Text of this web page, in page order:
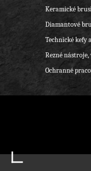
Keramické
Diamantové
Technické kefy
Rezné
Ochranné